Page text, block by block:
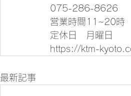
075-286-8626
営業時間11~20時
定休日　月曜日
https://ktm-
最新記事